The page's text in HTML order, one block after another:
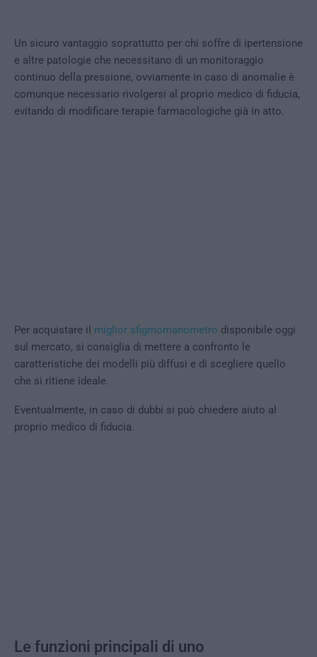
Un sicuro vantaggio soprattutto per chi soffre di ipertensione
e altre patologie che necessitano di un monitoraggio
continuo della pressione, ovviamente in caso di anomalie è
comunque necessario rivolgersi al proprio medico di fiducia,
evitando di modificare terapie farmacologiche già in atto.
Per acquistare il miglior sfigmomanometro disponibile oggi
sul mercato, si consiglia di mettere a confronto le
caratteristiche dei modelli più diffusi e di scegliere quello
che si ritiene ideale.
Eventualmente, in caso di dubbi si può chiedere aiuto al
proprio medico di fiducia.
Le funzioni principali di uno